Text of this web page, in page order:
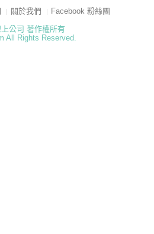
關於我們
Facebook 粉絲團
公司 著作權所有
All Rights Reserved.